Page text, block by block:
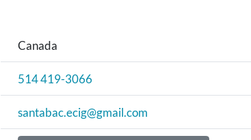
Canada
514 419-3066
santabac.ecig@gmail.com